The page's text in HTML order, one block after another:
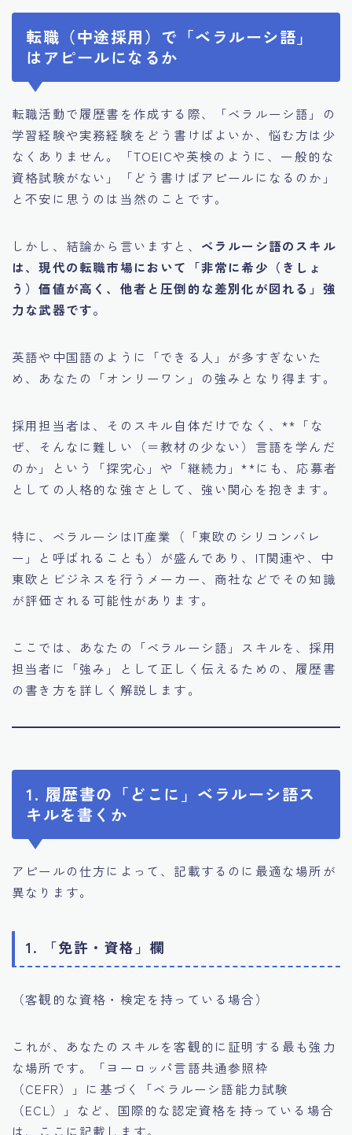
転職（中途採用）で「ベラルーシ語」
はアピールになるか
転職活動で履歴書を作成する際、「ベラルーシ語」の
学習経験や実務経験をどう書けばよいか、悩む方は少
なくありません。「TOEICや英検のように、一般的な
資格試験がない」「どう書けばアピールになるのか」
と不安に思うのは当然のことです。
しかし、結論から言いますと、 ベラルーシ語のスキル
は、現代の転職市場において「非常に希少（きしょ
う）価値が高く、他者と圧倒的な差別化が図れる」強
力な武器です。
英語や中国語のように「できる人」が多すぎないた
め、あなたの「オンリーワン」の強みとなり得ます。
採用担当者は、そのスキル自体だけでなく、**「な
ぜ、そんなに難しい（＝教材の少ない）言語を学んだ
のか」という「探究心」や「継続力」**にも、応募者
としての人格的な強さとして、強い関心を抱きます。
特に、ベラルーシはIT産業（「東欧のシリコンバレ
ー」と呼ばれることも）が盛んであり、IT関連や、中
東欧とビジネスを行うメーカー、商社などでその知識
が評価される可能性があります。
ここでは、あなたの「ベラルーシ語」スキルを、採用
担当者に「強み」として正しく伝えるための、履歴書
の書き方を詳しく解説します。
1. 履歴書の「どこに」ベラルーシ語ス
キルを書くか
アピールの仕方によって、記載するのに最適な場所が
異なります。
1. 「免許・資格」欄
（客観的な資格・検定を持っている場合）
これが、あなたのスキルを客観的に証明する最も強力
な場所です。「ヨーロッパ言語共通参照枠
（CEFR）」に基づく「ベラルーシ語能力試験
（ECL）」など、国際的な認定資格を持っている場合
は、ここに記載します。